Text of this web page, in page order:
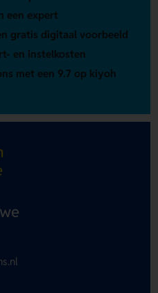
een expert
gratis digitaal voorbeeld
en instelkosten
met een 9.7 op kiyoh